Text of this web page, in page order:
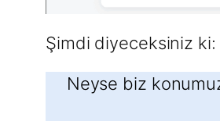
Şimdi diyeceksiniz ki:
Neyse biz